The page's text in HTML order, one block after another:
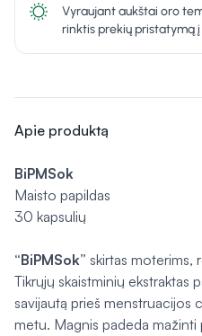
Vyraujant aukštai oro
rinktis prekių pristatymą į
Apie produktą
BiPMSok
Maisto papildas
30 kapsulių
“BiPMSok” skirtas moterims,
Tikrųjų skaistminių ekstraktas
savijautą prieš menstruacijos
metu. Magnis padeda